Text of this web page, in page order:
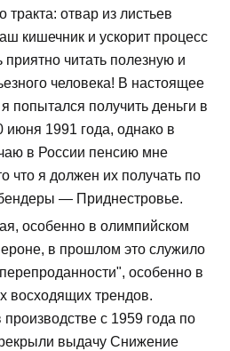
тракта: отвар из листьев
кишечник и ускорит процесс
читать полезную и
человека! В настоящее
попытался получить деньги в
1991 года, однако в
в России пенсию мне
что я должен их получать по
— Приднестровье.
особенно в олимпийском
в прошлом это служило
особенно в
восходящих трендов.
с 1959 года по
выдачу Снижение